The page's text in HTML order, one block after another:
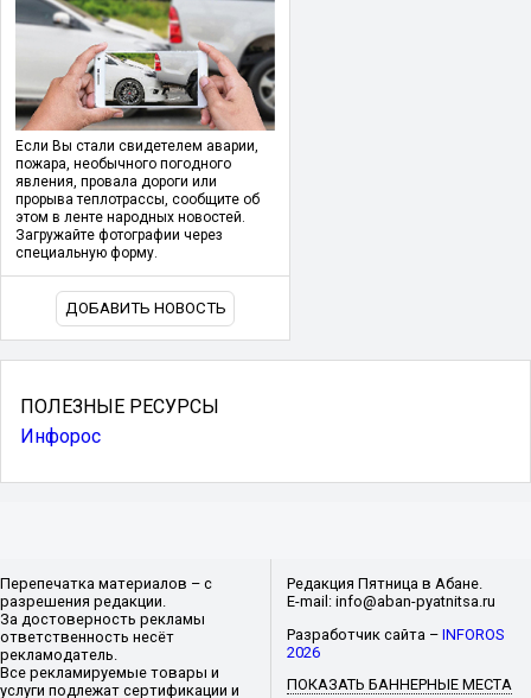
Если Вы стали свидетелем аварии,
пожара, необычного погодного
явления, провала дороги или
прорыва теплотрассы, сообщите об
этом в ленте народных новостей.
Загружайте фотографии через
специальную форму.
ДОБАВИТЬ НОВОСТЬ
ПОЛЕЗНЫЕ РЕСУРСЫ
Инфорос
Перепечатка материалов – с
разрешения редакции.
За достоверность рекламы
ответственность несёт
рекламодатель.
Все рекламируемые товары и
услуги подлежат сертификации и
Редакция Пятница в Абане.
E-mail: info@aban-pyatnitsa.ru
Разработчик сайта –INFOROS
2026
ПОКАЗАТЬ БАННЕРНЫЕ МЕСТА